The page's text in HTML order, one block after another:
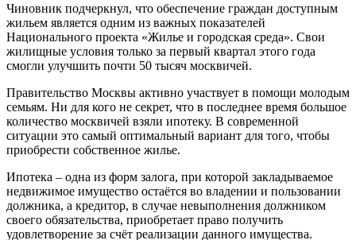
Чиновник подчеркнул, что обеспечение граждан доступным
жильем является одним из важных показателей
Национального проекта «Жилье и городская среда». Свои
жилищные условия только за первый квартал этого года
смогли улучшить почти 50 тысяч москвичей.
Правительство Москвы активно участвует в помощи молодым
семьям. Ни для кого не секрет, что в последнее время большое
количество москвичей взяли ипотеку. В современной
ситуации это самый оптимальный вариант для того, чтобы
приобрести собственное жилье.
Ипотека – одна из форм залога, при которой закладываемое
недвижимое имущество остаётся во владении и пользовании
должника, а кредитор, в случае невыполнения должником
своего обязательства, приобретает право получить
удовлетворение за счёт реализации данного имущества.